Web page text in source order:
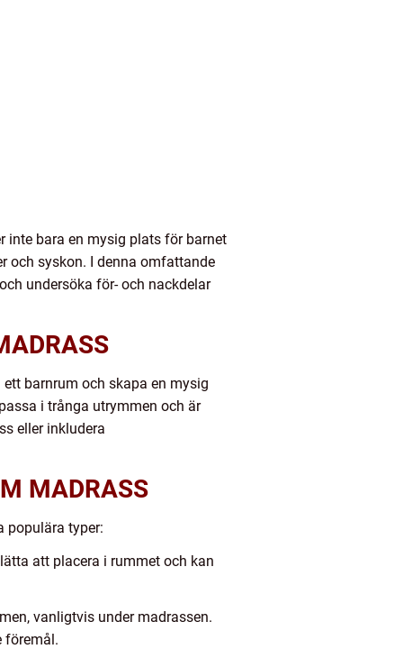
inte bara en mysig plats för barnet
och syskon. I denna omfattande
undersöka för- och nackdelar
barnrum och skapa en mysig
i trånga utrymmen och är
eller inkludera
MADRASS
populära typer:
att placera i rummet och kan
vanligtvis under madrassen.
föremål.